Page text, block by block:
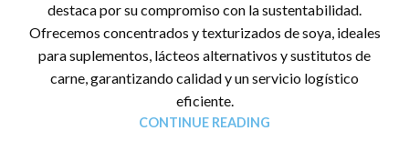
destaca por su compromiso con la sustentabilidad.
Ofrecemos concentrados y texturizados de soya, ideales
para suplementos, lácteos alternativos y sustitutos de
carne, garantizando calidad y un servicio logístico
eficiente.
CONTINUE READING